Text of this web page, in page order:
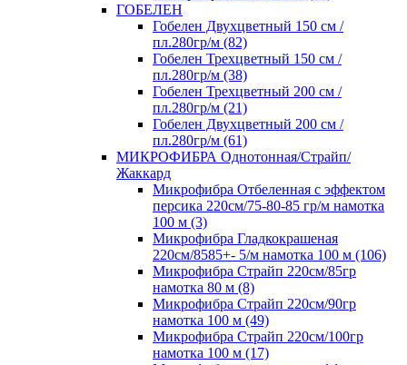
ГОБЕЛЕН
Гобелен Двухцветный 150 см /
пл.280гр/м (82)
Гобелен Трехцветный 150 см /
пл.280гр/м (38)
Гобелен Трехцветный 200 см /
пл.280гр/м (21)
Гобелен Двухцветный 200 см /
пл.280гр/м (61)
МИКРОФИБРА Однотонная/Страйп/
Жаккард
Микрофибра Отбеленная с эффектом
персика 220см/75-80-85 гр/м намотка
100 м (3)
Микрофибра Гладкокрашеная
220см/8585+- 5/м намотка 100 м (106)
Микрофибра Страйп 220см/85гр
намотка 80 м (8)
Микрофибра Страйп 220см/90гр
намотка 100 м (49)
Микрофибра Страйп 220см/100гр
намотка 100 м (17)